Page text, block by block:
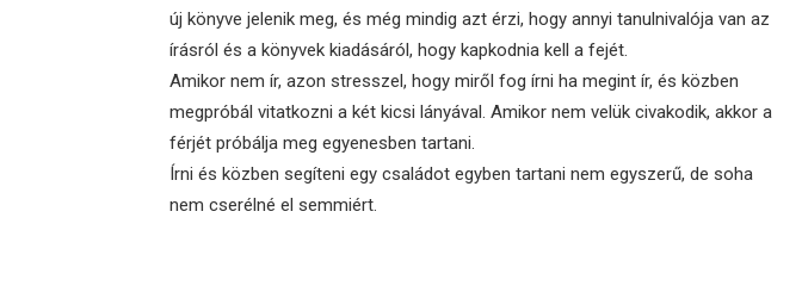
új könyve jelenik meg, és még mindig azt érzi, hogy annyi tanulnivalója van az
írásról és a könyvek kiadásáról, hogy kapkodnia kell a fejét.
Amikor nem ír, azon stresszel, hogy miről fog írni ha megint ír, és közben
megpróbál vitatkozni a két kicsi lányával. Amikor nem velük civakodik, akkor a
férjét próbálja meg egyenesben tartani.
Írni és közben segíteni egy családot egyben tartani nem egyszerű, de soha
nem cserélné el semmiért.